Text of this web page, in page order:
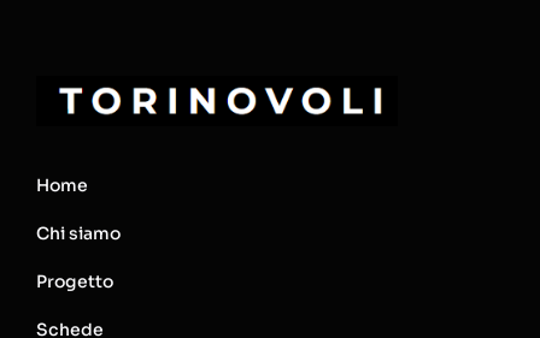
Home
Chi siamo
Progetto
Schede